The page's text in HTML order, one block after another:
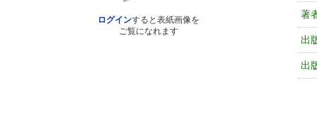
ログインすると表紙画像を
ご覧になれます
著
出
出